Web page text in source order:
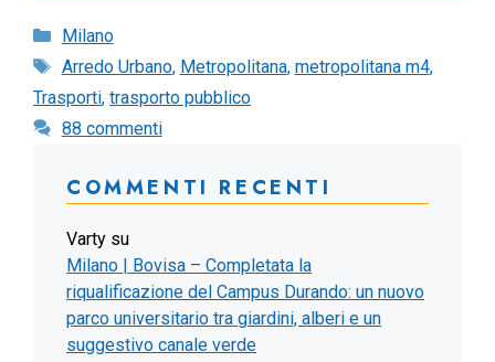
Categorie
Milano
Tag
Arredo Urbano, Metropolitana, metropolitana m4,
Trasporti, trasporto pubblico
88 commenti
COMMENTI RECENTI
Varty su
Milano | Bovisa – Completata la
riqualificazione del Campus Durando: un nuovo
parco universitario tra giardini, alberi e un
suggestivo canale verde